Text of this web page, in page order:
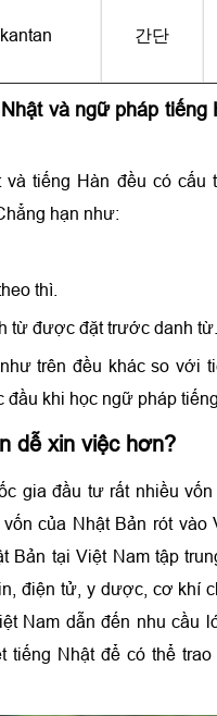
kantan 간단
và ngữ pháp
tiếng Hàn đều có cấu
hạn như:
thì.
từ được đặt trước danh từ.
trên đều khác so với
khi học ngữ pháp
dễ xin việc hơn?
gia đầu tư rất nhiều
của Nhật Bản rót vào
Bản tại Việt Nam tập
điện tử, y dược, cơ khí
Nam dẫn đến nhu cầu
tiếng Nhật để có thể